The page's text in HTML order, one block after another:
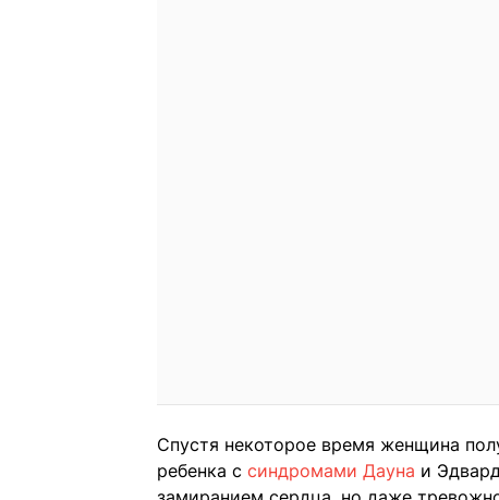
Спустя некоторое время женщина
ребенка с синдромами Дауна и